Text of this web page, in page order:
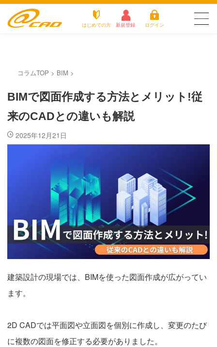
はじめての方 新規登録 ログイン
お仕事を探す
転職をご希望の方 企業のご担当者様
会社案内
お電話でのお問い合わせ
東 京
コラムTOP > BIM >
BIMで図面作成する方法とメリット!従
来のCADとの違いも解説
2025年12月21日
建築設計の現場では、BIMを使った図面作成が広がってい
ます。
2D CADでは平面図や立面図を個別に作成し、変更のたび
に複数の図面を修正する必要がありました。